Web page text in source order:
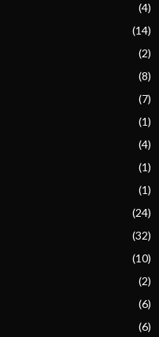
(4)
(14)
(2)
(8)
(7)
(1)
(4)
(1)
(1)
(24)
(32)
(10)
(2)
(6)
(6)